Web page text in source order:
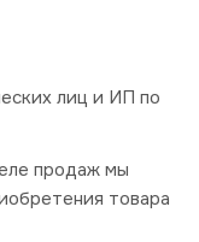
лиц и ИП по
продаж мы
товара